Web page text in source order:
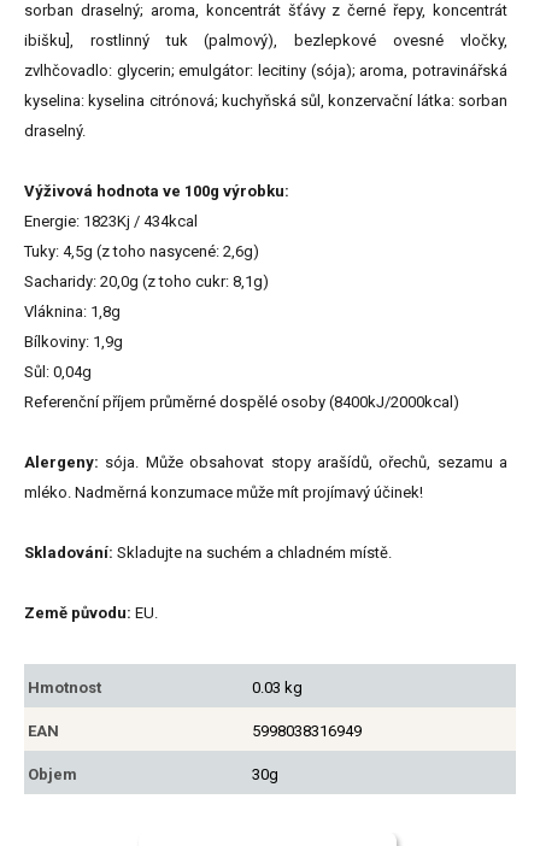
sorban draselný; aroma, koncentrát šťávy z černé řepy, koncentrát
ibišku], rostlinný tuk (palmový), bezlepkové ovesné vločky,
zvlhčovadlo: glycerin; emulgátor: lecitiny (sója); aroma, potravinářská
kyselina: kyselina citrónová; kuchyňská sůl, konzervační látka: sorban
draselný.
Výživová hodnota ve 100g výrobku:
Energie: 1823Kj / 434kcal
Tuky: 4,5g (z toho nasycené: 2,6g)
Sacharidy: 20,0g (z toho cukr: 8,1g)
Vláknina: 1,8g
Bílkoviny: 1,9g
Sůl: 0,04g
Referenční příjem průměrné dospělé osoby (8400kJ/2000kcal)
Alergeny: sója. Může obsahovat stopy arašídů, ořechů, sezamu a
mléko. Nadměrná konzumace může mít projímavý účinek!
Skladování: Skladujte na suchém a chladném místě.
Země původu: EU.
Hmotnost 0.03 kg
EAN 5998038316949
Objem 30g